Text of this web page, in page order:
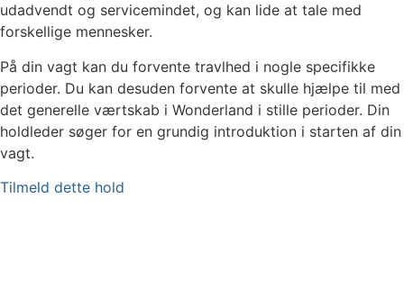
udadvendt og servicemindet, og kan lide at tale med
forskellige mennesker.
På din vagt kan du forvente travlhed i nogle specifikke
perioder. Du kan desuden forvente at skulle hjælpe til med
det generelle værtskab i Wonderland i stille perioder. Din
holdleder søger for en grundig introduktion i starten af din
vagt.
Tilmeld dette hold